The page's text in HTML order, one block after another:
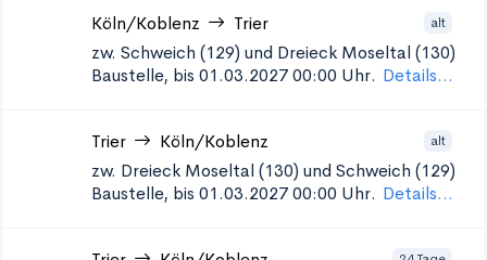
Köln/Koblenz Trier alt
zw. Schweich (129) und Dreieck Moseltal (130)
Baustelle, bis 01.03.2027 00:00 Uhr. Details...
Trier Köln/Koblenz alt
zw. Dreieck Moseltal (130) und Schweich (129)
Baustelle, bis 01.03.2027 00:00 Uhr. Details...